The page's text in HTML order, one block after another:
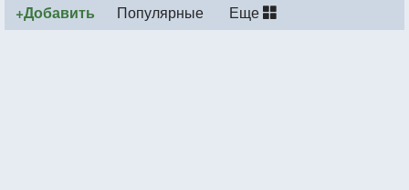
+Добавить Популярные Еще